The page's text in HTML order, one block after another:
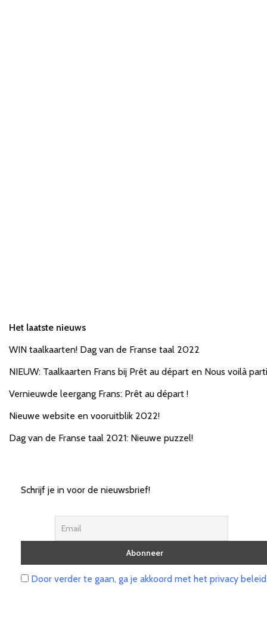
Het laatste nieuws
WIN taalkaarten! Dag van de Franse taal 2022
NIEUW: Taalkaarten Frans bij Prêt au départ en Nous voilà
Vernieuwde leergang Frans: Prêt au départ !
Nieuwe website en vooruitblik 2022!
Dag van de Franse taal 2021: Nieuwe puzzel!
Schrijf je in voor de nieuwsbrief!
Door verder te gaan, ga je akkoord met het privacy